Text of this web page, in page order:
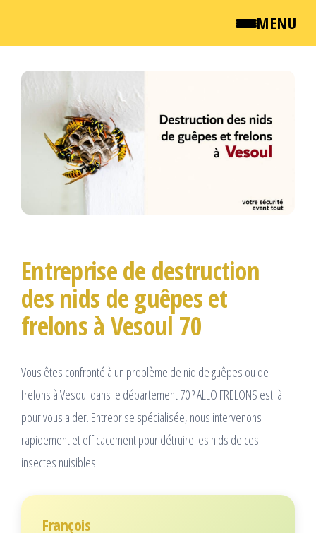
MENU
QUI SOMMES NOUS ?
NEWSROOM
TARIFS
ENGLISH
Entreprise de destruction
des nids de guêpes et
frelons à Vesoul 70
Vous êtes confronté à un problème de nid de guêpes ou de
frelons à Vesoul dans le département 70 ? ALLO FRELONS est là
pour vous aider. Entreprise spécialisée, nous intervenons
rapidement et efficacement pour détruire les nids de ces
insectes nuisibles.
François